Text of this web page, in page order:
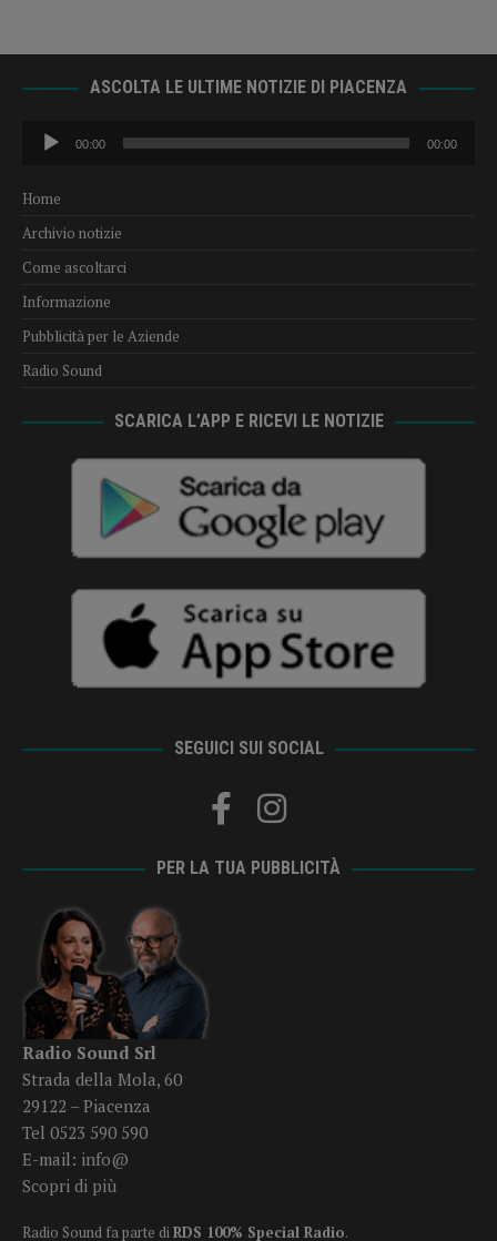
ASCOLTA LE ULTIME NOTIZIE DI PIACENZA
Audio
Player
00:00 00:00
Home
Archivio notizie
Come ascoltarci
Informazione
Pubblicità per le Aziende
Radio Sound
SCARICA L’APP E RICEVI LE NOTIZIE
SEGUICI SUI SOCIAL
PER LA TUA PUBBLICITÀ
Radio Sound Srl
Strada della Mola, 60
29122 – Piacenza
Tel 0523 590 590
E-mail: info@
Scopri di più
Radio Sound fa parte diRDS 100% Special Radio.